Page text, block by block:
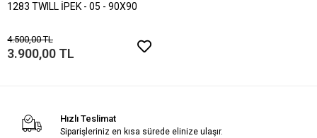
1283 TWILL İPEK - 05 - 90X90
4.500,00 TL
3.900,00 TL
Hızlı Teslimat
Siparişleriniz en kısa sürede elinize ulaşır.